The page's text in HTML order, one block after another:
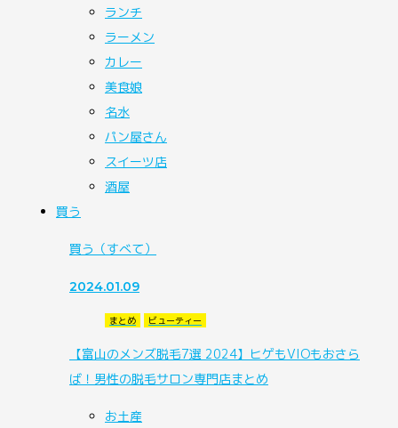
ランチ
ラーメン
カレー
美食娘
名水
パン屋さん
スイーツ店
酒屋
買う
買う （すべて）
2024.01.09
まとめ ビューティー
【富山のメンズ脱毛7選 2024】ヒゲもVIOもおさら
ば！男性の脱毛サロン専門店まとめ
お土産